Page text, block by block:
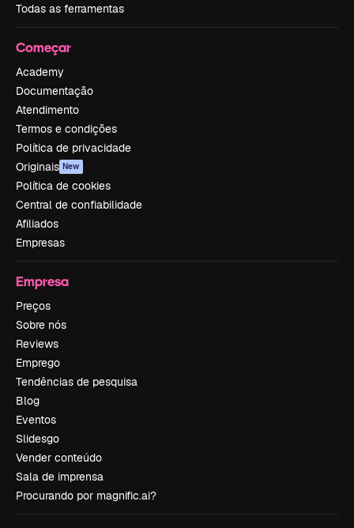
Todas as ferramentas
Começar
Academy
Documentação
Atendimento
Termos e condições
Política de privacidade
Originais New
Política de cookies
Central de confiabilidade
Afiliados
Empresas
Empresa
Preços
Sobre nós
Reviews
Emprego
Tendências de pesquisa
Blog
Eventos
Slidesgo
Vender conteúdo
Sala de imprensa
Procurando por magnific.ai?